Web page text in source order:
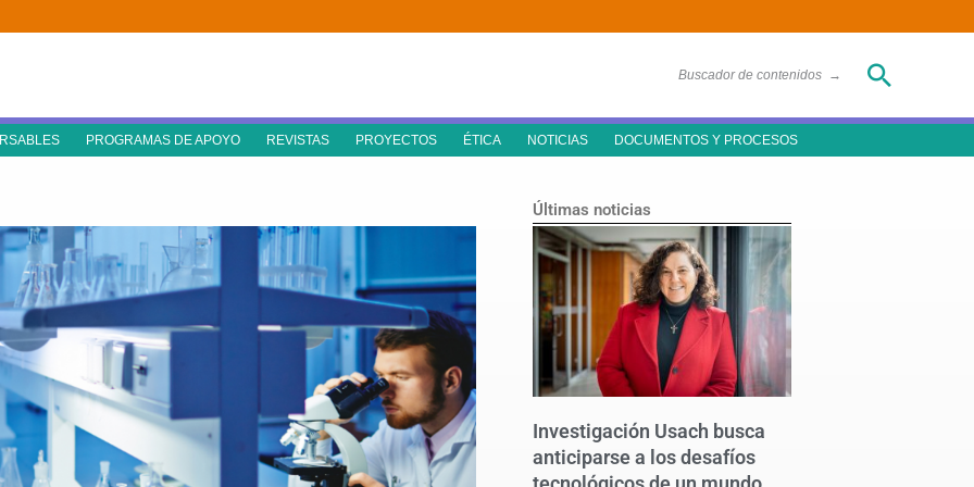
Buscador de contenidos → Buscar
PROGRAMAS DE APOYO REVISTAS PROYECTOS ÉTICA NOTICIAS DOCUMENTOS Y PROCESOS
Últimas noticias
Investigación Usach busca
anticiparse a los desafíos